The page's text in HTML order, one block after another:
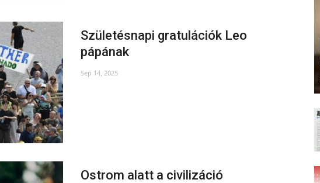
Születésnapi gratulációk Leo
pápának
Sep 14, 2025
Ostrom alatt a civilizáció